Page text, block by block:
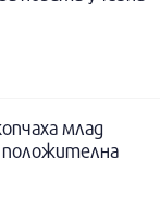
млад